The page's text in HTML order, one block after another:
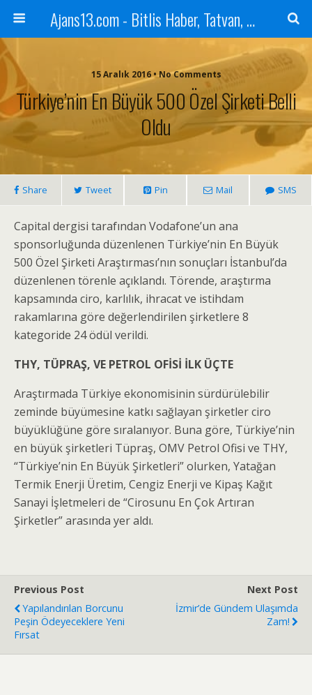
Ajans13.com - Bitlis Haber, Tatvan, Ahlat, Adilcevaz, Mutki, Hizan, Güroymak, Gazete, Ajans, 13, Haber
15 Aralık 2016 • No Comments
Türkiye’nin En Büyük 500 Özel Şirketi Belli
Oldu
Share Tweet Pin Mail SMS
Capital dergisi tarafından Vodafone’un ana
sponsorluğunda düzenlenen Türkiye’nin En Büyük
500 Özel Şirketi Araştırması’nın sonuçları İstanbul’da
düzenlenen törenle açıklandı. Törende, araştırma
kapsamında ciro, karlılık, ihracat ve istihdam
rakamlarına göre değerlendirilen şirketlere 8
kategoride 24 ödül verildi.
THY, TÜPRAŞ, VE PETROL OFİSİ İLK ÜÇTE
Araştırmada Türkiye ekonomisinin sürdürülebilir
zeminde büyümesine katkı sağlayan şirketler ciro
büyüklüğüne göre sıralanıyor. Buna göre, Türkiye’nin
en büyük şirketleri Tüpraş, OMV Petrol Ofisi ve THY,
“Türkiye’nin En Büyük Şirketleri” olurken, Yatağan
Termik Enerji Üretim, Cengiz Enerji ve Kipaş Kağıt
Sanayi İşletmeleri de “Cirosunu En Çok Artıran
Şirketler” arasında yer aldı.
Previous Post
Yapılandırılan Borcunu
Peşin Ödeyeceklere Yeni
Fırsat
Next Post
İzmir’de Gündem Ulaşımda
Zam!